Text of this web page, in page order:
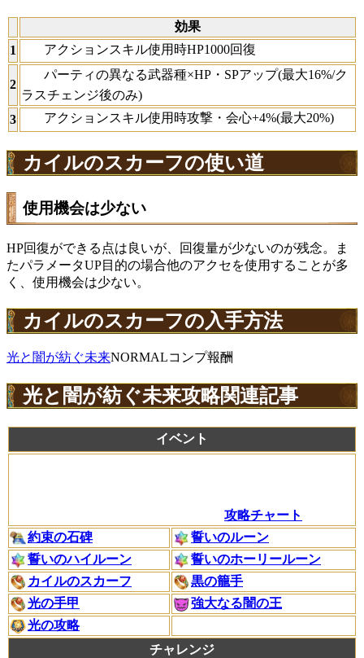
効果
1
アクションスキル使用時HP1000回復
2
パーティの異なる武器種×HP・SPアップ(最大16%/ク
ラスチェンジ後のみ)
3
アクションスキル使用時攻撃・会心+4%(最大20%)
カイルのスカーフの使い道
使用機会は少ない
HP回復ができる点は良いが、回復量が少ないのが残念。ま
たパラメータUP目的の場合他のアクセを使用することが多
く、使用機会は少ない。
カイルのスカーフの入手方法
光と闇が紡ぐ未来NORMALコンプ報酬
光と闇が紡ぐ未来攻略関連記事
イベント
攻略チャート
約束の石碑
誓いのルーン
誓いのハイルーン
誓いのホーリールーン
カイルのスカーフ
黒の籠手
光の手甲
強大なる闇の王
光の攻略
チャレンジ